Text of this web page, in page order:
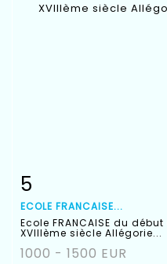
Fiche détaillée
5
ECOLE FRANCAISE...
Ecole FRANCAISE du début
XVIIIème siècle Allégorie...
1000 - 1500 EUR